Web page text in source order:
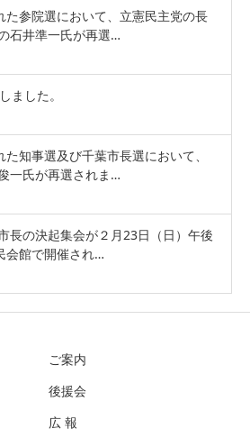
た参院選において、立憲民主党の長
石井準一氏が再選…
ました。
知事選及び千葉市長選において、
一氏が再選されま…
長の決起集会が２月23日（日）午後
会館で開催され…
ご案内
後援会
広 報